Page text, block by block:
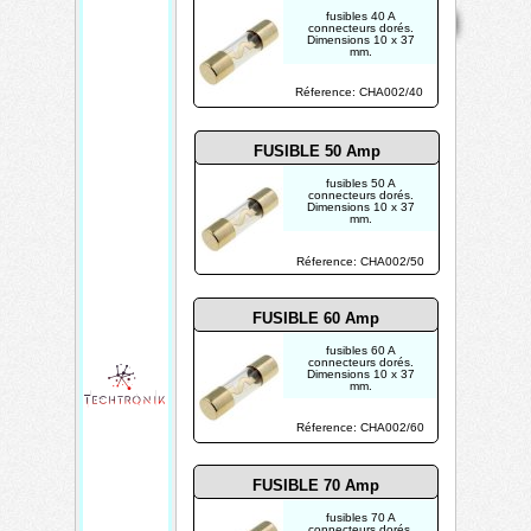
Copyright 2026
Mis à jour le
08/08/2026
Créé par
TECHTRONIK
Contact
Home
fusibles 70 A
FUSIBLE 70 Amp
fusibles 50 A
connecteurs dorés.
Dimensions 10 x 37
mm.
Réference: CHA002/50
FUSIBLE 50 Amp
fusibles 40 A
connecteurs dorés.
Dimensions 10 x 37
mm.
Réference: CHA002/40
fusibles 60 A
connecteurs dorés.
Dimensions 10 x 37
mm.
FUSIBLE 60 Amp
Réference: CHA002/60